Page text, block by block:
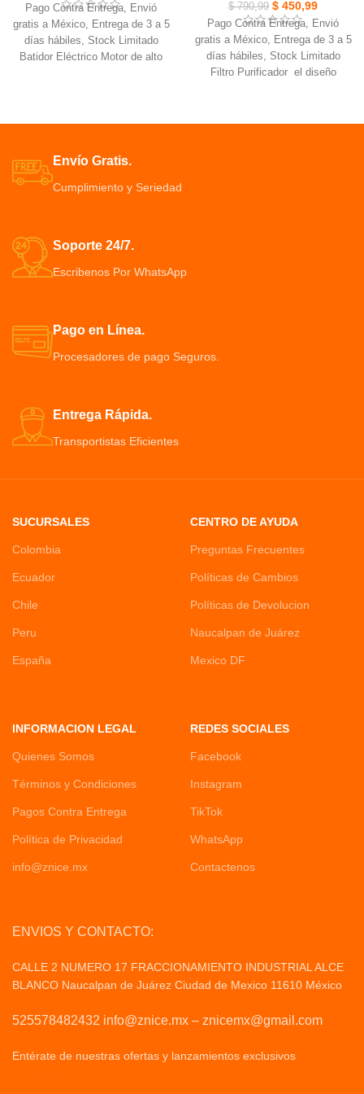
Pago Contra Entrega, Envió
gratis a México, Entrega de 3 a 5
días hábiles, Stock Limitado
Batidor Eléctrico Motor de alto
café, bebida mezcladas Sirve
Mango Contenedor de 2 pilas
“AA” (no incluidas), de plástico
ABS. Funciona con resorte
$790,99 $ 450,99
Pago Contra Entrega, Envió
gratis a México, Entrega de 3 a 5
días hábiles, Stock Limitado
Filtro Purificador el diseño
Las salidas de agua están
Envío Gratis.
Cumplimiento y Seriedad
Soporte 24/7.
Escribenos Por WhatsApp
Pago en Línea.
Procesadores de pago Seguros.
Entrega Rápida.
Transportistas Eficientes
SUCURSALES
Colombia
Ecuador
Chile
Peru
España
CENTRO DE AYUDA
Preguntas Frecuentes
Políticas de Cambios
Políticas de Devolucion
Naucalpan de Juárez
Mexico DF
INFORMACION LEGAL
Quienes Somos
Términos y Condiciones
Pagos Contra Entrega
Política de Privacidad
info@znice.mx
REDES SOCIALES
Facebook
Instagram
TikTok
WhatsApp
Contactenos
ENVIOS Y CONTACTO:
CALLE 2 NUMERO 17 FRACCIONAMIENTO INDUSTRIAL ALCE
BLANCO Naucalpan de Juárez Ciudad de Mexico 11610 México
525578482432 info@znice.mx – znicemx@gmail.com
Entérate de nuestras ofertas y lanzamientos exclusivos